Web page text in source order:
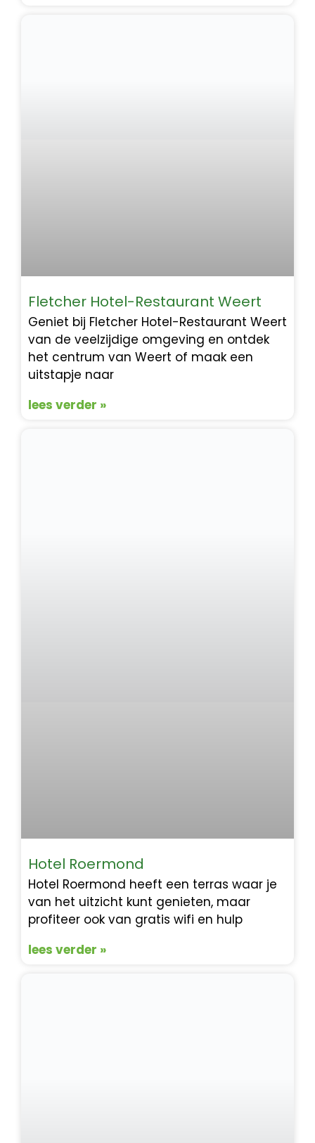
Fletcher Hotel-Restaurant Weert
Geniet bij Fletcher Hotel-Restaurant Weert
van de veelzijdige omgeving en ontdek
het centrum van Weert of maak een
uitstapje naar
lees verder »
Hotel Roermond
Hotel Roermond heeft een terras waar je
van het uitzicht kunt genieten, maar
profiteer ook van gratis wifi en hulp
lees verder »